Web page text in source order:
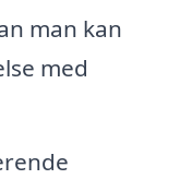
man kan
med